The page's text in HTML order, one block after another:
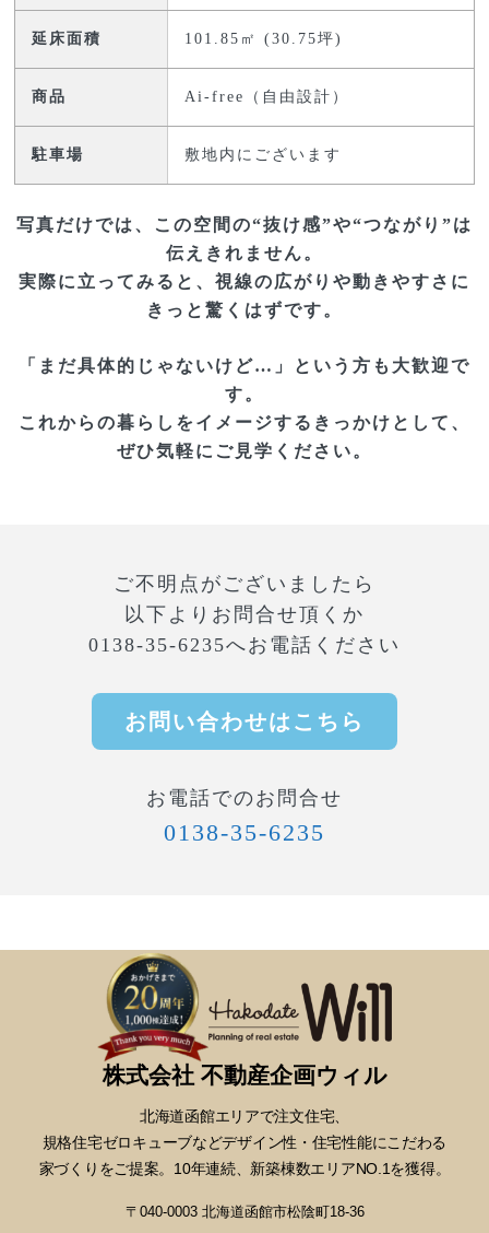
延床面積 101.85㎡ (30.75坪)
商品 Ai-free（自由設計）
駐車場 敷地内にございます
写真だけでは、この空間の“抜け感”や“つながり”は
伝えきれません。
実際に立ってみると、視線の広がりや動きやすさに
きっと驚くはずです。
「まだ具体的じゃないけど…」という方も大歓迎で
す。
これからの暮らしをイメージするきっかけとして、
ぜひ気軽にご見学ください。
ご不明点がございましたら
以下よりお問合せ頂くか
0138-35-6235へお電話ください
お問い合わせはこちら
お電話でのお問合せ
0138-35-6235
株式会社 不動産企画ウィル
北海道函館エリアで注文住宅、
規格住宅ゼロキューブなどデザイン性・ 住宅性能にこだわる
家づくりをご提案。10年連続、新築棟数エリアNO.1を獲得。
〒040-0003 北海道函館市松陰町18-36